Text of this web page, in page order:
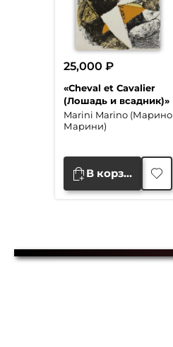
«Cheval et Cavalier
(Лошадь и всадник)»
Marini Marino (Марино
Марини)
25,000₽
В корзину